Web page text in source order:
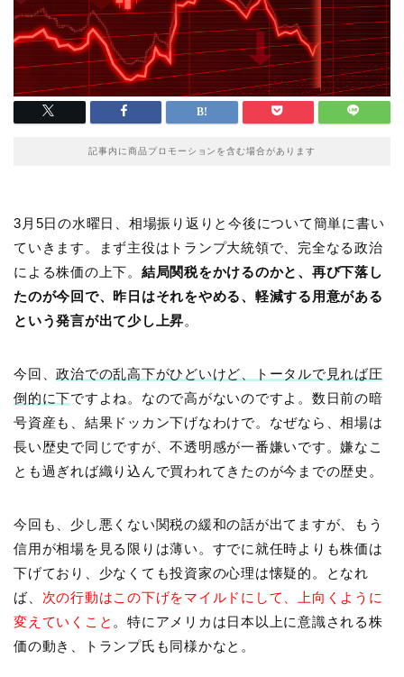
記事内に商品プロモーションを含む場合があります
3月5日の水曜日、相場振り返りと今後について簡単に書い
ていきます。まず主役はトランプ大統領で、完全なる政治
による株価の上下。 結局関税をかけるのかと、再び下落し
たのが今回で、昨日はそれをやめる、軽減する用意がある
という発言が出て少し上昇。
今回、政治での乱高下がひどいけど、トータルで見れば圧
倒的に下ですよね。なので高がないのですよ。数日前の暗
号資産も、結果ドッカン下げなわけで。なぜなら、相場は
長い歴史で同じですが、不透明感が一番嫌いです。嫌なこ
とも過ぎれば織り込んで買われてきたのが今までの歴史。
今回も、少し悪くない関税の緩和の話が出てますが、もう
信用が相場を見る限りは薄い。すでに就任時よりも株価は
下げており、少なくても投資家の心理は懐疑的。となれ
ば、 次の行動はこの下げをマイルドにして、上向くように
変えていくこと 。特にアメリカは日本以上に意識される株
価の動き、トランプ氏も同様かなと。